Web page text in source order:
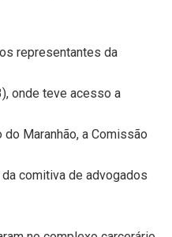
representantes da
onde teve acesso a
Maranhão, a Comissão
comitiva de advogados